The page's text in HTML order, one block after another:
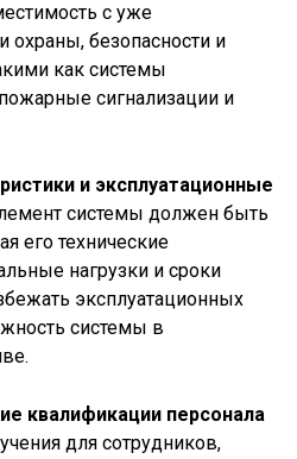
с уже
безопасности и
как системы
сигнализации и
и эксплуатационные
системы должен быть
его технические
нагрузки и сроки
эксплуатационных
системы в
квалификации персонала
для сотрудников,